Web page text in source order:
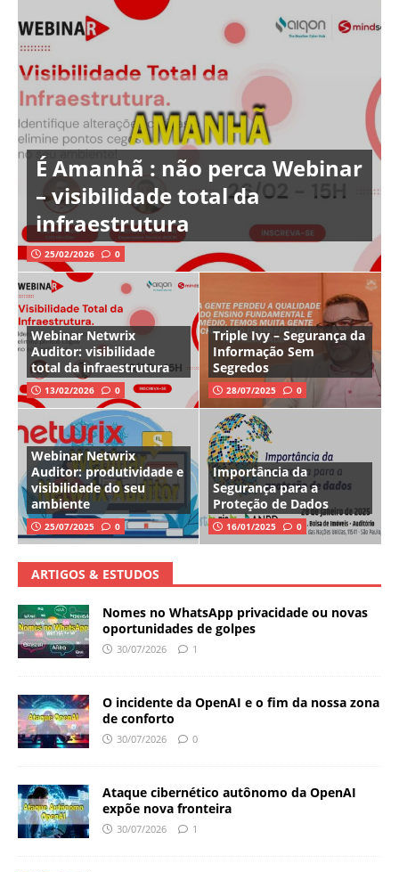
É Amanhã : não perca Webinar
– visibilidade total da
infraestrutura
25/02/2026 0
Webinar Netwrix
Auditor: visibilidade
total da infraestrutura
13/02/2026 0
Triple Ivy – Segurança da
Informação Sem
Segredos
28/07/2025 0
Webinar Netwrix
Auditor: produtividade e
visibilidade do seu
ambiente
25/07/2025 0
Importância da
Segurança para a
Proteção de Dados
16/01/2025 0
ARTIGOS & ESTUDOS
Nomes no WhatsApp privacidade ou novas
oportunidades de golpes
30/07/2026 1
O incidente da OpenAI e o fim da nossa zona
de conforto
30/07/2026 0
Ataque cibernético autônomo da OpenAI
expõe nova fronteira
30/07/2026 1